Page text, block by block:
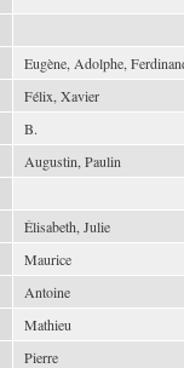
Eugène, Adolphe,
Félix, Xavier
B.
Augustin, Paulin
Élisabeth, Julie
Maurice
Antoine
Mathieu
Pierre